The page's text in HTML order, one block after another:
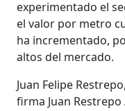
experimentado el
el valor por metro
ha incrementado,
altos del mercado.
Juan Felipe
firma Juan